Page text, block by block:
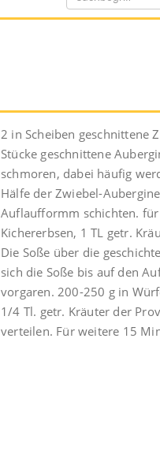
2 in Scheiben geschnittene
Stücke geschnittene
schmoren, dabei häufig
Hälfe der Zwiebel-
Auflaufformm schichten. für
Kichererbsen, 1 TL getr.
Die Soße über die
sich die Soße bis auf den
vorgaren. 200-250 g in
1/4 Tl. getr. Kräuter der
verteilen. Für weitere 15